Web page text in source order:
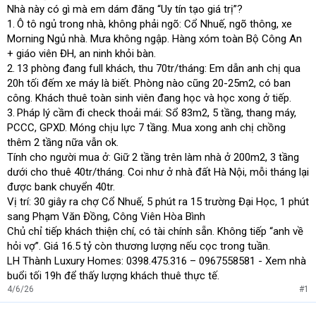
Nhà này có gì mà em dám đăng “Uy tín tạo giá trị”?
1. Ô tô ngủ trong nhà, không phải ngõ: Cổ Nhuế, ngõ thông, xe
Morning Ngủ nhà. Mưa không ngập. Hàng xóm toàn Bộ Công An
+ giáo viên ĐH, an ninh khỏi bàn.
2. 13 phòng đang full khách, thu 70tr/tháng: Em dẫn anh chị qua
20h tối đếm xe máy là biết. Phòng nào cũng 20-25m2, có ban
công. Khách thuê toàn sinh viên đang học và học xong ở tiếp.
3. Pháp lý cầm đi check thoải mái: Sổ 83m2, 5 tầng, thang máy,
PCCC, GPXD. Móng chịu lực 7 tầng. Mua xong anh chị chồng
thêm 2 tầng nữa vẫn ok.
Tính cho người mua ở: Giữ 2 tầng trên làm nhà ở 200m2, 3 tầng
dưới cho thuê 40tr/tháng. Coi như ở nhà đất Hà Nội, mỗi tháng lại
được bank chuyển 40tr.
Vị trí: 30 giây ra chợ Cổ Nhuế, 5 phút ra 15 trường Đại Học, 1 phút
sang Phạm Văn Đồng, Công Viên Hòa Bình
Chủ chỉ tiếp khách thiện chí, có tài chính sẵn. Không tiếp “anh về
hỏi vợ”. Giá 16.5 tỷ còn thương lượng nếu cọc trong tuần.
LH Thành Luxury Homes: 0398.475.316 – 0967558581 - Xem nhà
buổi tối 19h để thấy lượng khách thuê thực tế.
4/6/26 #1